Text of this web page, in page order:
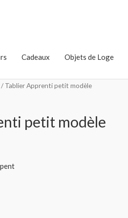
Cadeaux Objets de Loge
Tablier Apprenti petit modèle
petit modèle